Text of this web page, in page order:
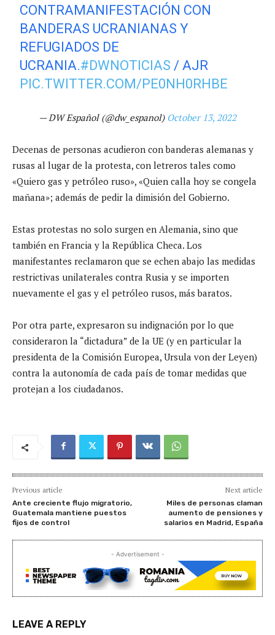
CONTRAMANIFESTACIÓN CON
BANDERAS UCRANIANAS Y
REFUGIADOS DE
UCRANIA.#DWNOTICIAS / AJR
PIC.TWITTER.COM/PE0NH0RHBE
— DW Español (@dw_espanol) October 13, 2022
Decenas de personas acudieron con banderas alemanas y
rusas al lugar de la protesta, con letreros tales como
«Quiero gas y petróleo ruso», «Quien calla hoy se congela
mañana»; además de pedir la dimisión del Gobierno.
Estas protestas no solo surgen en Alemania, sino que
también en Francia y la República Checa. Los
manifestantes reclamaron que se echen abajo las medidas
restrictivas unilaterales contra Rusia y se importen
nuevamente el gas y el petróleo rusos, más baratos.
Por otra parte, expresaron su indignación por lo que
consideraron la “dictadura” de la UE (y en particular la
presidenta de la Comisión Europea, Ursula von der Leyen)
contra la autonomía de cada país de tomar medidas que
protejan a los ciudadanos.
Previous article
Ante creciente flujo migratorio,
Guatemala mantiene puestos
fijos de control
Next article
Miles de personas claman
aumento de pensiones y
salarios en Madrid, España
- Advertisement -
LEAVE A REPLY